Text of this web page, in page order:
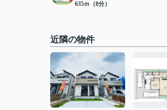
635ｍ（8分）
近隣の物件